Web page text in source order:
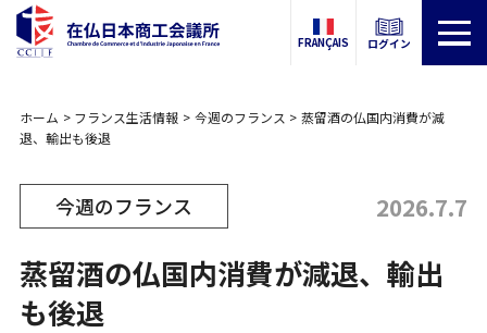
FRANÇAIS ログイン
ホーム フランス生活情報 今週のフランス
蒸留酒の仏国内消費が減
退、輸出も後退
今週のフランス 2026.7.7
蒸留酒の仏国内消費が減退、輸出
も後退